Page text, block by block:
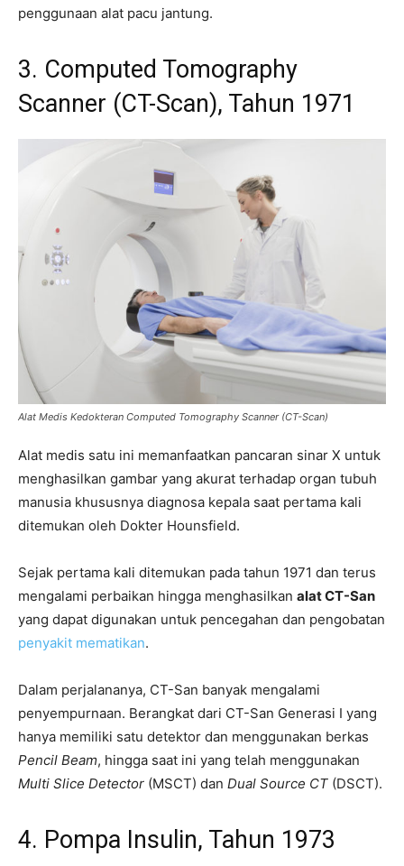
penggunaan alat pacu jantung.
3. Computed Tomography
Scanner (CT-Scan), Tahun 1971
Alat Medis Kedokteran Computed Tomography Scanner (CT-Scan)
Alat medis satu ini memanfaatkan pancaran sinar X untuk
menghasilkan gambar yang akurat terhadap organ tubuh
manusia khususnya diagnosa kepala saat pertama kali
ditemukan oleh Dokter Hounsfield.
Sejak pertama kali ditemukan pada tahun 1971 dan terus
mengalami perbaikan hingga menghasilkan alat CT-San
yang dapat digunakan untuk pencegahan dan pengobatan
penyakit mematikan.
Dalam perjalananya, CT-San banyak mengalami
penyempurnaan. Berangkat dari CT-San Generasi I yang
hanya memiliki satu detektor dan menggunakan berkas
Pencil Beam, hingga saat ini yang telah menggunakan
Multi Slice Detector (MSCT) dan Dual Source CT (DSCT).
4. Pompa Insulin, Tahun 1973